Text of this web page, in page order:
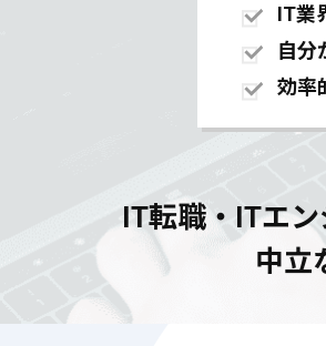
IT業
自分
効率
IT転職・ITエ
中立